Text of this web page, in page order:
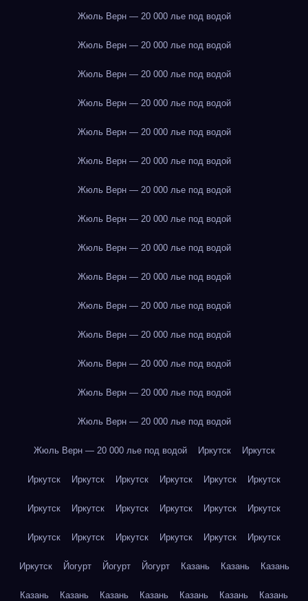
Жюль Верн — 20 000 лье под водой
Жюль Верн — 20 000 лье под водой
Жюль Верн — 20 000 лье под водой
Жюль Верн — 20 000 лье под водой
Жюль Верн — 20 000 лье под водой
Жюль Верн — 20 000 лье под водой
Жюль Верн — 20 000 лье под водой
Жюль Верн — 20 000 лье под водой
Жюль Верн — 20 000 лье под водой
Жюль Верн — 20 000 лье под водой
Жюль Верн — 20 000 лье под водой
Жюль Верн — 20 000 лье под водой
Жюль Верн — 20 000 лье под водой
Жюль Верн — 20 000 лье под водой
Жюль Верн — 20 000 лье под водой
Жюль Верн — 20 000 лье под водой Иркутск Иркутск
Иркутск Иркутск Иркутск Иркутск Иркутск Иркутск
Иркутск Иркутск Иркутск Иркутск Иркутск Иркутск
Иркутск Иркутск Иркутск Иркутск Иркутск Иркутск
Иркутск Йогурт Йогурт Йогурт Казань Казань Казань
Казань Казань Казань Казань Казань Казань Казань